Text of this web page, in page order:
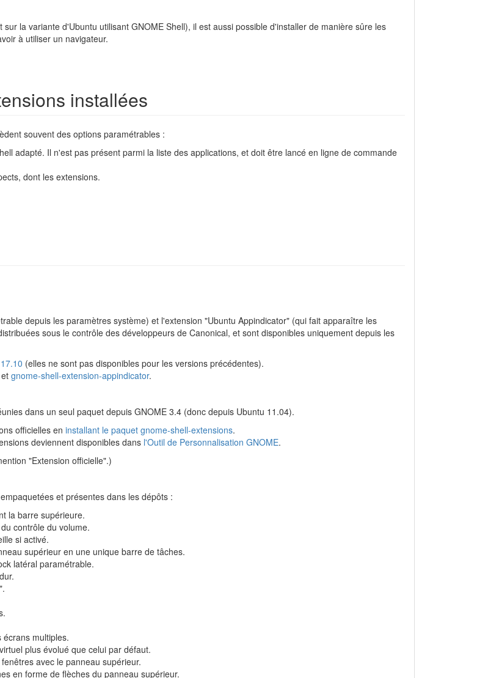
la variante d'Ubuntu utilisant GNOME Shell), il est aussi possible d'installer de manière sûre les
à utiliser un navigateur.
installées
souvent des options paramétrables :
adapté. Il n'est pas présent parmi la liste des applications, et doit être lancé en ligne de commande
dont les extensions.
depuis les paramètres système) et l'extension "Ubuntu Appindicator" (qui fait apparaître les
sous le contrôle des développeurs de Canonical, et sont disponibles uniquement depuis les
17.10 (elles ne sont pas disponibles pour les versions précédentes).
et gnome-shell-extension-appindicator.
dans un seul paquet depuis GNOME 3.4 (donc depuis Ubuntu 11.04).
officielles en installant le paquet gnome-shell-extensions.
deviennent disponibles dans l'Outil de Personnalisation GNOME.
"Extension officielle".)
et présentes dans les dépôts :
la barre supérieure.
contrôle du volume.
si activé.
supérieur en une unique barre de tâches.
latéral paramétrable.
multiples.
plus évolué que celui par défaut.
avec le panneau supérieur.
en forme de flèches du panneau supérieur.